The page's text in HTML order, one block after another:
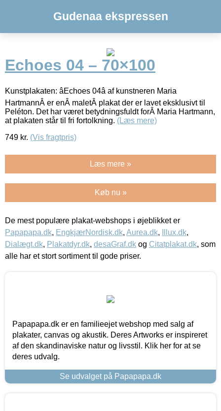
Gudenaa ekspressen
Echoes 04 – 70×100
Kunstplakaten: âEchoes 04â af kunstneren Maria
HartmannÂ er enÂ maletÂ plakat der er lavet eksklusivt til
Peléton. Det har været betydningsfuldt forÂ Maria Hartmann,
at plakaten står til fri fortolkning. (Læs mere)
749 kr. (Vis fragtpris)
Læs mere »
Køb nu »
De mest populære plakat-webshops i øjeblikket er
Papapapa.dk, EngkjærNordisk.dk, Aurea.dk, Illux.dk,
Dialægt.dk, Plakatdyr.dk, desaGraf.dk og Citatplakat.dk, som
alle har et stort sortiment til gode priser.
Papapapa.dk er en familieejet webshop med salg af
plakater, canvas og akustik. Deres Artworks er inspireret
af den skandinaviske natur og livsstil. Klik her for at se
deres udvalg.
Se udvalget på Papapapa.dk